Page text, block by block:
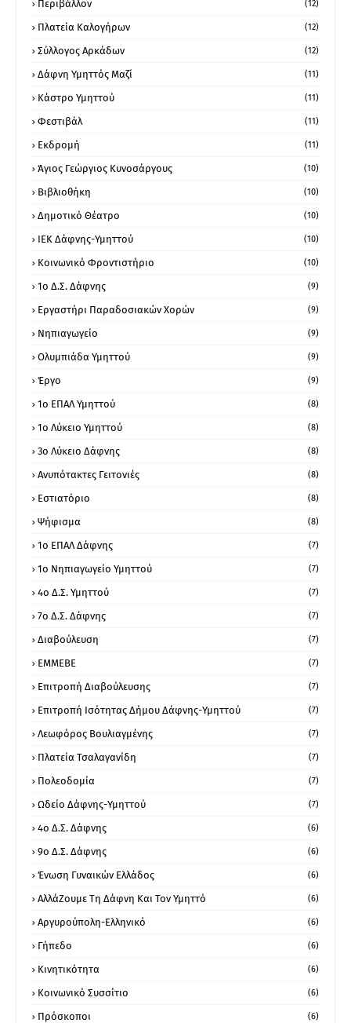
Περιβάλλον (12)
Πλατεία Καλογήρων (12)
Σύλλογος Αρκάδων (12)
Δάφνη Υμηττός Μαζί (11)
Κάστρο Υμηττού (11)
Φεστιβάλ (11)
Εκδρομή (11)
Άγιος Γεώργιος Κυνοσάργους (10)
Βιβλιοθήκη (10)
Δημοτικό Θέατρο (10)
ΙΕΚ Δάφνης-Υμηττού (10)
Κοινωνικό Φροντιστήριο (10)
1ο Δ.Σ. Δάφνης (9)
Εργαστήρι Παραδοσιακών Χορών (9)
Νηπιαγωγείο (9)
Ολυμπιάδα Υμηττού (9)
Έργο (9)
1o ΕΠΑΛ Υμηττού (8)
1ο Λύκειο Υμηττού (8)
3ο Λύκειο Δάφνης (8)
Ανυπότακτες Γειτονιές (8)
Εστιατόριο (8)
Ψήφισμα (8)
1ο ΕΠΑΛ Δάφνης (7)
1ο Νηπιαγωγείο Υμηττού (7)
4ο Δ.Σ. Υμηττού (7)
7ο Δ.Σ. Δάφνης (7)
Διαβούλευση (7)
ΕΜΜΕΒΕ (7)
Επιτροπή Διαβούλευσης (7)
Επιτροπή Ισότητας Δήμου Δάφνης-Υμηττού (7)
Λεωφόρος Βουλιαγμένης (7)
Πλατεία Τσαλαγανίδη (7)
Πολεοδομία (7)
Ωδείο Δάφνης-Υμηττού (7)
4ο Δ.Σ. Δάφνης (6)
9ο Δ.Σ. Δάφνης (6)
Ένωση Γυναικών Ελλάδος (6)
ΑλλάΖουμε Τη Δάφνη Και Τον Υμηττό (6)
Αργυρούπολη-Ελληνικό (6)
Γήπεδο (6)
Κινητικότητα (6)
Κοινωνικό Συσσίτιο (6)
Πρόσκοποι (6)